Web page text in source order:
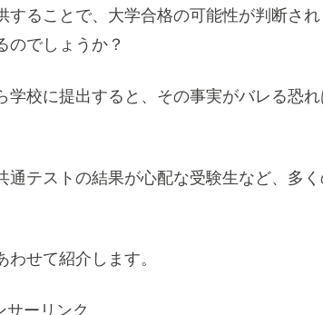
ることで、大学合格の可能性が判断され
のでしょうか？
校に提出すると、その事実がバレる恐れ
テストの結果が心配な受験生など、多
せて紹介します。
サーリンク